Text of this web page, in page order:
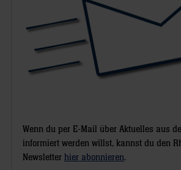
Wenn du per E-Mail über Aktuelles aus
informiert werden willst, kannst du den
Newsletter hier abonnieren.